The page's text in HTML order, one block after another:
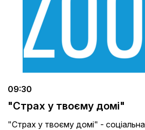
09:30
"Страх у твоєму домі"
"Страх у твоєму домі" -